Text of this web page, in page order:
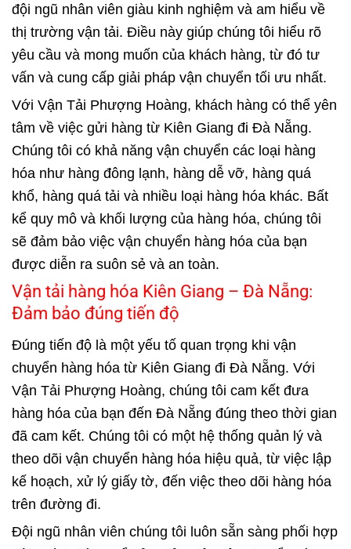
đội ngũ nhân viên giàu kinh nghiệm và am hiểu về
thị trường vận tải. Điều này giúp chúng tôi hiểu rõ
yêu cầu và mong muốn của khách hàng, từ đó tư
vấn và cung cấp giải pháp vận chuyển tối ưu nhất.
Với Vận Tải Phượng Hoàng, khách hàng có thể yên
tâm về việc gửi hàng từ Kiên Giang đi Đà Nẵng.
Chúng tôi có khả năng vận chuyển các loại hàng
hóa như hàng đông lạnh, hàng dễ vỡ, hàng quá
khổ, hàng quá tải và nhiều loại hàng hóa khác. Bất
kể quy mô và khối lượng của hàng hóa, chúng tôi
sẽ đảm bảo việc vận chuyển hàng hóa của bạn
được diễn ra suôn sẻ và an toàn.
Vận tải hàng hóa Kiên Giang – Đà Nẵng:
Đảm bảo đúng tiến độ
Đúng tiến độ là một yếu tố quan trọng khi vận
chuyển hàng hóa từ Kiên Giang đi Đà Nẵng. Với
Vận Tải Phượng Hoàng, chúng tôi cam kết đưa
hàng hóa của bạn đến Đà Nẵng đúng theo thời gian
đã cam kết. Chúng tôi có một hệ thống quản lý và
theo dõi vận chuyển hàng hóa hiệu quả, từ việc lập
kế hoạch, xử lý giấy tờ, đến việc theo dõi hàng hóa
trên đường đi.
Đội ngũ nhân viên chúng tôi luôn sẵn sàng phối hợp